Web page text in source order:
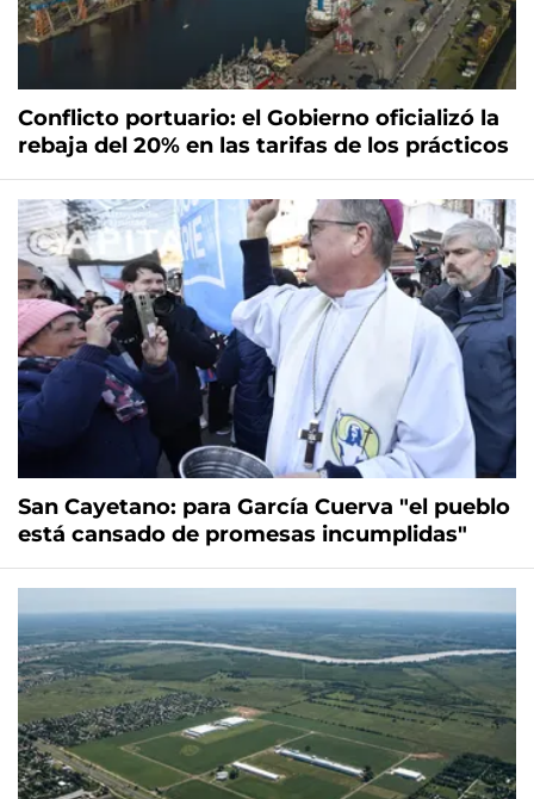
Conflicto portuario: el Gobierno oficializó la
rebaja del 20% en las tarifas de los prácticos
San Cayetano: para García Cuerva "el pueblo
está cansado de promesas incumplidas"